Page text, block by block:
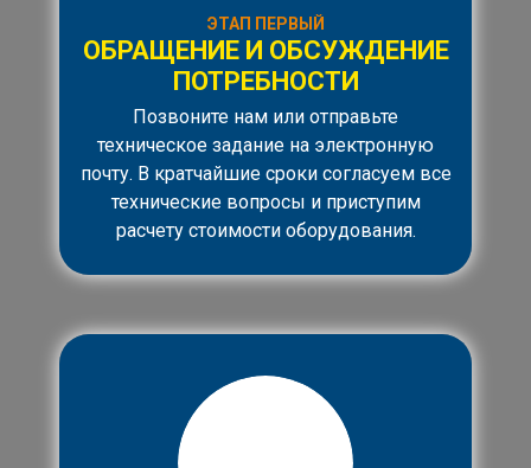
ЭТАП ПЕРВЫЙ
ОБРАЩЕНИЕ И ОБСУЖДЕНИЕ
ПОТРЕБНОСТИ
Позвоните нам или отправьте
техническое задание на электронную
почту. В кратчайшие сроки согласуем все
технические вопросы и приступим
расчету стоимости оборудования.